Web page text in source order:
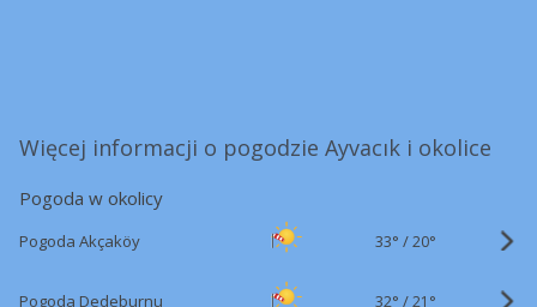
Więcej informacji o pogodzie Ayvacık i okolice
Pogoda w okolicy
Pogoda Akçaköy 33° /20°
Pogoda Dedeburnu 32° /21°